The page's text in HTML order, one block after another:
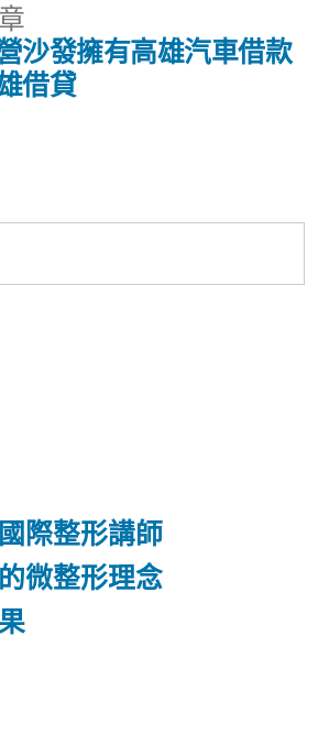
一
篇
沙發擁有高雄汽車借款
借貸
際整形講師
微整形理念